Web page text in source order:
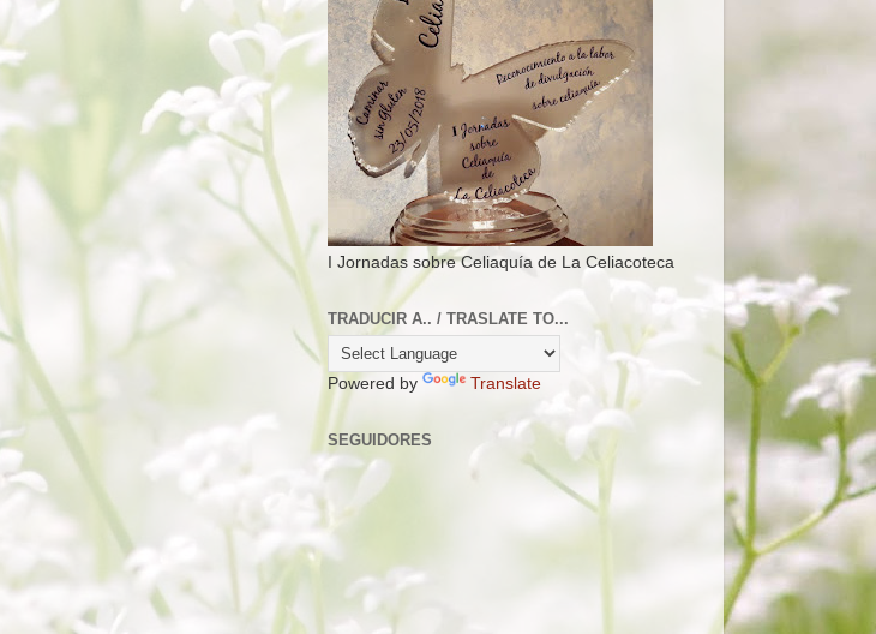
I Jornadas sobre Celiaquía de La Celiacoteca
TRADUCIR A.. / TRASLATE TO...
Powered by Translate
SEGUIDORES